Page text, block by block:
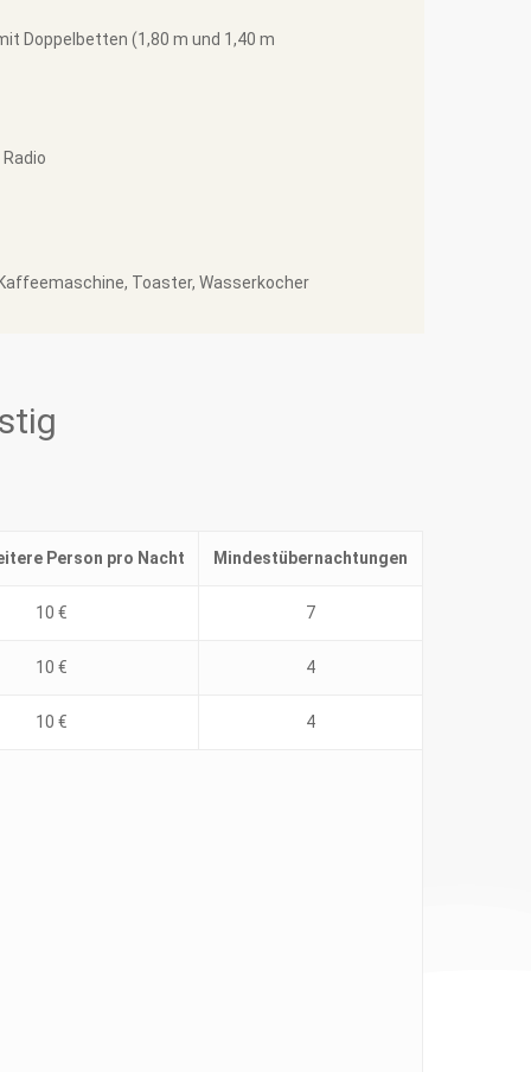
Doppelbetten (1,80 m und 1,40 m
Toaster, Wasserkocher
Person pro Nacht Mindestübernachtungen
10 € 7
10 € 4
10 € 4